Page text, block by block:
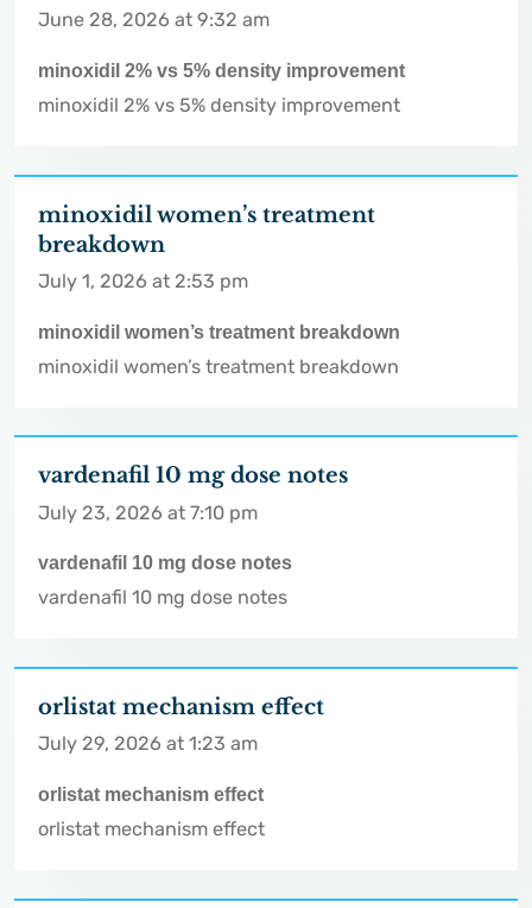
June 28, 2026 at 9:32 am
minoxidil 2% vs 5% density improvement
minoxidil 2% vs 5% density improvement
minoxidil women’s treatment
breakdown
July 1, 2026 at 2:53 pm
minoxidil women’s treatment breakdown
minoxidil women’s treatment breakdown
vardenafil 10 mg dose notes
July 23, 2026 at 7:10 pm
vardenafil 10 mg dose notes
vardenafil 10 mg dose notes
orlistat mechanism effect
July 29, 2026 at 1:23 am
orlistat mechanism effect
orlistat mechanism effect